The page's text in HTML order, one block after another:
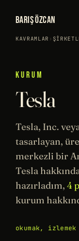
BARIŞ ÖZCAN
KAVRAMLAR ›
KURUM
Tesla
Tesla, Inc.
tasarlayan,
merkezli bir
Tesla
hazırladım, 4
kurum
okumak,